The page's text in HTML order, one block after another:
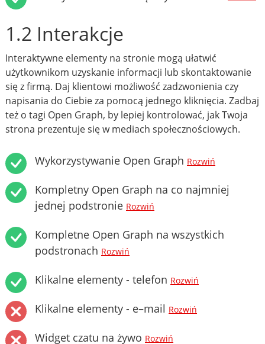
1.2 Interakcje
Interaktywne elementy na stronie mogą ułatwić
użytkownikom uzyskanie informacji lub skontaktowanie
się z firmą. Daj klientowi możliwość zadzwonienia czy
napisania do Ciebie za pomocą jednego kliknięcia. Zadbaj
też o tagi Open Graph, by lepiej kontrolować, jak Twoja
strona prezentuje się w mediach społecznościowych.
Wykorzystywanie Open Graph Rozwiń
Kompletny Open Graph na co najmniej
jednej podstronie Rozwiń
Kompletne Open Graph na wszystkich
podstronach Rozwiń
Klikalne elementy - telefon Rozwiń
Klikalne elementy - e–mail Rozwiń
Widget czatu na żywo Rozwiń